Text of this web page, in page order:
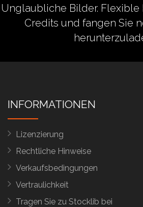
Unglaubliche Bilder. Flexible
Credits und fangen Sie
INFORMATIONEN
Lizenzierung
Rechtliche Hinweise
Verkaufsbedingungen
Vertraulichkeit
Tragen Sie zu Stocklib bei